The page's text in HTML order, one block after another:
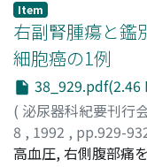
Item
右副腎腫瘍と鑑
細胞癌の1例
38_929.pdf(2.46
( 泌尿器科紀要刊行
8 , 1992 , pp.929-
河本, 寛治;野口, 純
高血圧, 右側腹部痛